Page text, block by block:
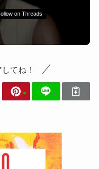
on Threads
てね！